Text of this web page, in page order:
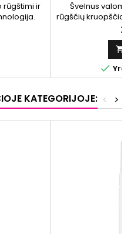
rūgštimi ir
ir
Švelnus
rūgščių kruopščiai
padeda

 Yra
KATEGORIJOJE: >
<